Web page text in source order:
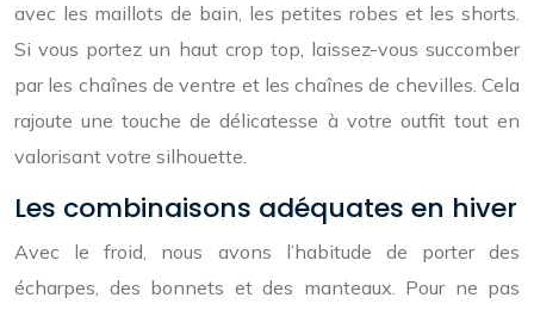
avec les maillots de bain, les petites robes et les shorts.
Si vous portez un haut crop top, laissez-vous succomber
par les chaînes de ventre et les chaînes de chevilles. Cela
rajoute une touche de délicatesse à votre outfit tout en
valorisant votre silhouette.
Les combinaisons adéquates en hiver
Avec le froid, nous avons l’habitude de porter des
écharpes, des bonnets et des manteaux. Pour ne pas